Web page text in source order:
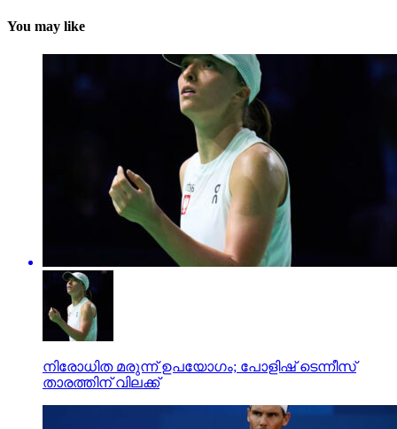
You may like
നിരോധിത മരുന്ന് ഉപയോഗം; പോളിഷ് ടെന്നീസ്
താരത്തിന് വിലക്ക്